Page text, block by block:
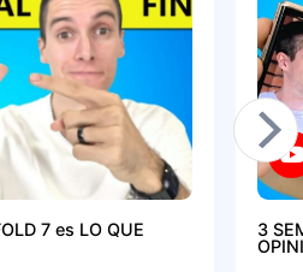
7 es LO QUE
3